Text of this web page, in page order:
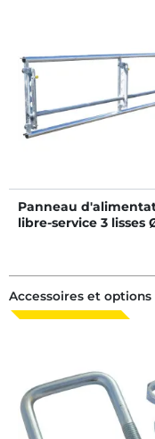
Panneau
libre-service 3 lisses
Accessoires et options